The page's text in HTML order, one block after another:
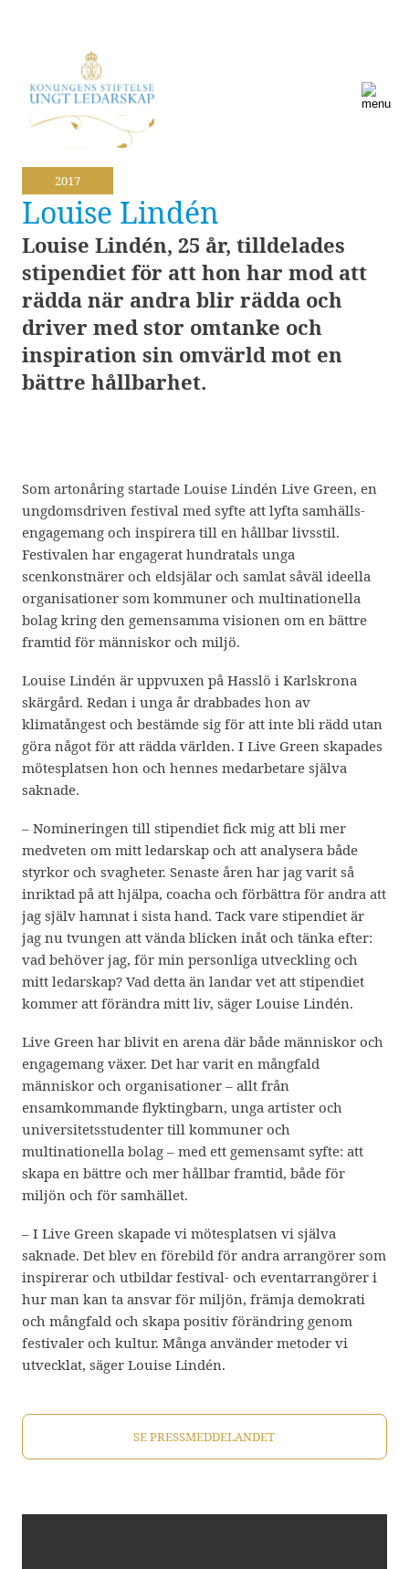
2017
Louise Lindén
Louise Lindén, 25 år, tilldelades
stipendiet för att hon har mod att
rädda när andra blir rädda och
driver med stor omtanke och
inspiration sin omvärld mot en
bättre hållbarhet.
Som artonåring startade Louise Lindén Live Green, en
ungdomsdriven festival med syfte att lyfta samhälls-
engagemang och inspirera till en hållbar livsstil.
Festivalen har engagerat hundratals unga
scenkonstnärer och eldsjälar och samlat såväl ideella
organisationer som kommuner och multinationella
bolag kring den gemensamma visionen om en bättre
framtid för människor och miljö.
Louise Lindén är uppvuxen på Hasslö i Karlskrona
skärgård. Redan i unga år drabbades hon av
klimatångest och bestämde sig för att inte bli rädd utan
göra något för att rädda världen. I Live Green skapades
mötesplatsen hon och hennes medarbetare själva
saknade.
– Nomineringen till stipendiet fick mig att bli mer
medveten om mitt ledarskap och att analysera både
styrkor och svagheter. Senaste åren har jag varit så
inriktad på att hjälpa, coacha och förbättra för andra att
jag själv hamnat i sista hand. Tack vare stipendiet är
jag nu tvungen att vända blicken inåt och tänka efter:
vad behöver jag, för min personliga utveckling och
mitt ledarskap? Vad detta än landar vet att stipendiet
kommer att förändra mitt liv, säger Louise Lindén.
Live Green har blivit en arena där både människor och
engagemang växer. Det har varit en mångfald
människor och organisationer – allt från
ensamkommande flyktingbarn, unga artister och
universitetsstudenter till kommuner och
multinationella bolag – med ett gemensamt syfte: att
skapa en bättre och mer hållbar framtid, både för
miljön och för samhället.
– I Live Green skapade vi mötesplatsen vi själva
saknade. Det blev en förebild för andra arrangörer som
inspirerar och utbildar festival- och eventarrangörer i
hur man kan ta ansvar för miljön, främja demokrati
och mångfald och skapa positiv förändring genom
festivaler och kultur. Många använder metoder vi
utvecklat, säger Louise Lindén.
SE PRESSMEDDELANDET